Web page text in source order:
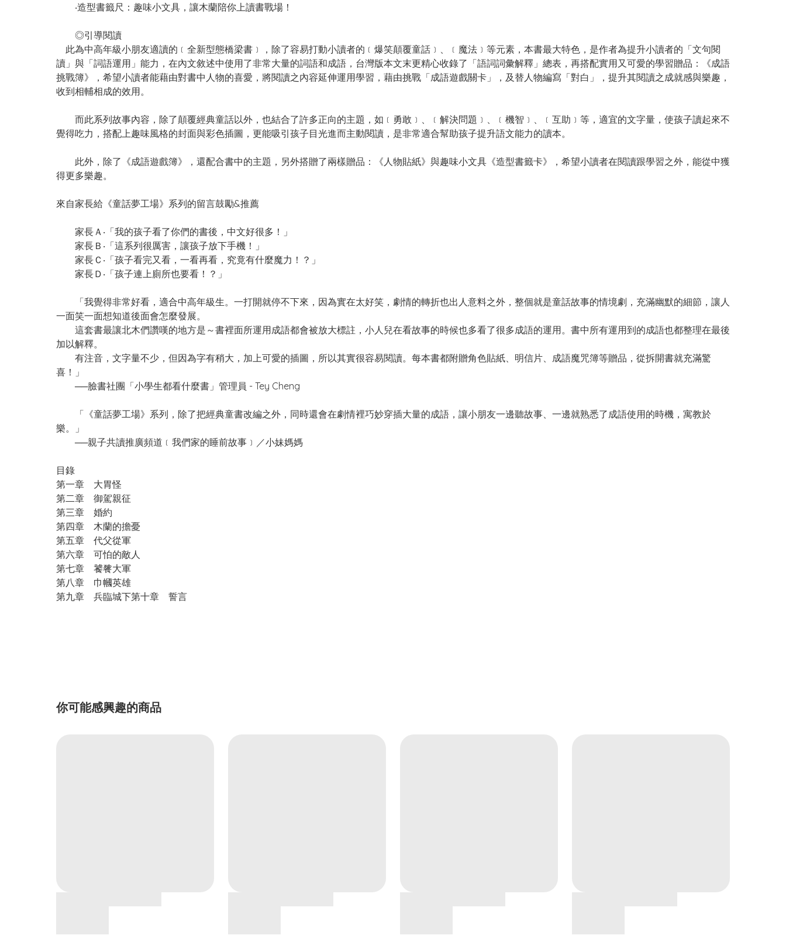
‧造型書籤尺：趣味小文具，讓木蘭陪你上讀書戰場！
◎引導閱讀
此為中高年級小朋友適讀的﹝全新型態橋梁書﹞，除了容易打動小讀者的﹝爆笑顛覆童話﹞、﹝魔法﹞等元素，本書最大特色，是作者為提升小讀者的「文句閱
讀」與「詞語運用」能力，在內文敘述中使用了非常大量的詞語和成語，台灣版本文末更精心收錄了「語詞詞彙解釋」總表，再搭配實用又可愛的學習贈品：《成語
挑戰簿》，希望小讀者能藉由對書中人物的喜愛，將閱讀之內容延伸運用學習，藉由挑戰「成語遊戲關卡」，及替人物編寫「對白」，提升其閱讀之成就感與樂趣，
收到相輔相成的效用。
而此系列故事內容，除了顛覆經典童話以外，也結合了許多正向的主題，如﹝勇敢﹞、﹝解決問題﹞、﹝機智﹞、﹝互助﹞等，適宜的文字量，使孩子讀起來不
覺得吃力，搭配上趣味風格的封面與彩色插圖，更能吸引孩子目光進而主動閱讀，是非常適合幫助孩子提升語文能力的讀本。
此外，除了《成語遊戲簿》，還配合書中的主題，另外搭贈了兩樣贈品：《人物貼紙》與趣味小文具《造型書籤卡》，希望小讀者在閱讀跟學習之外，能從中獲
得更多樂趣。
來自家長給《童話夢工場》系列的留言鼓勵&推薦
家長Ａ‧「我的孩子看了你們的書後，中文好很多！」
家長Ｂ‧「這系列很厲害，讓孩子放下手機！」
家長Ｃ‧「孩子看完又看，一看再看，究竟有什麼魔力！？」
家長Ｄ‧「孩子連上廁所也要看！？」
「我覺得非常好看，適合中高年級生。一打開就停不下來，因為實在太好笑，劇情的轉折也出人意料之外，整個就是童話故事的情境劇，充滿幽默的細節，讓人
一面笑一面想知道後面會怎麼發展。
這套書最讓北木們讚嘆的地方是～書裡面所運用成語都會被放大標註，小人兒在看故事的時候也多看了很多成語的運用。書中所有運用到的成語也都整理在最後
加以解釋。
有注音，文字量不少，但因為字有稍大，加上可愛的插圖，所以其實很容易閱讀。每本書都附贈角色貼紙、明信片、成語魔咒簿等贈品，從拆開書就充滿驚
喜！」
──臉書社團「小學生都看什麼書」管理員 - Tey Cheng
「《童話夢工場》系列，除了把經典童書改編之外，同時還會在劇情裡巧妙穿插大量的成語，讓小朋友一邊聽故事、一邊就熟悉了成語使用的時機，寓教於
樂。」
──親子共讀推廣頻道﹝我們家的睡前故事﹞／小妹媽媽
目錄
第一章 大胃怪
第二章 御駕親征
第三章 婚約
第四章 木蘭的擔憂
第五章 代父從軍
第六章 可怕的敵人
第七章 饕餮大軍
第八章 巾幗英雄
第九章 兵臨城下第十章 誓言
你可能感興趣的商品